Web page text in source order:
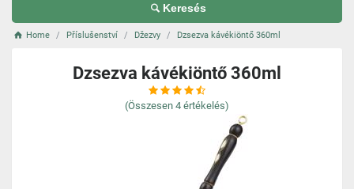
Keresés
Home Příslušenství Džezvy Dzsezva kávékiöntő 360ml
Dzsezva kávékiöntő 360ml
(Összesen 4 értékelés)